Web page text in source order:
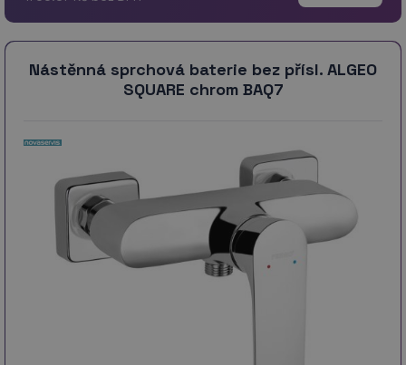
Nástěnná sprchová baterie bez přísl. ALGEO
SQUARE chrom BAQ7